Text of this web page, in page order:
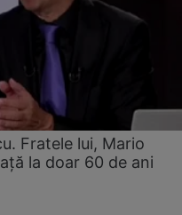
Fratele lui, Mario
la doar 60 de ani